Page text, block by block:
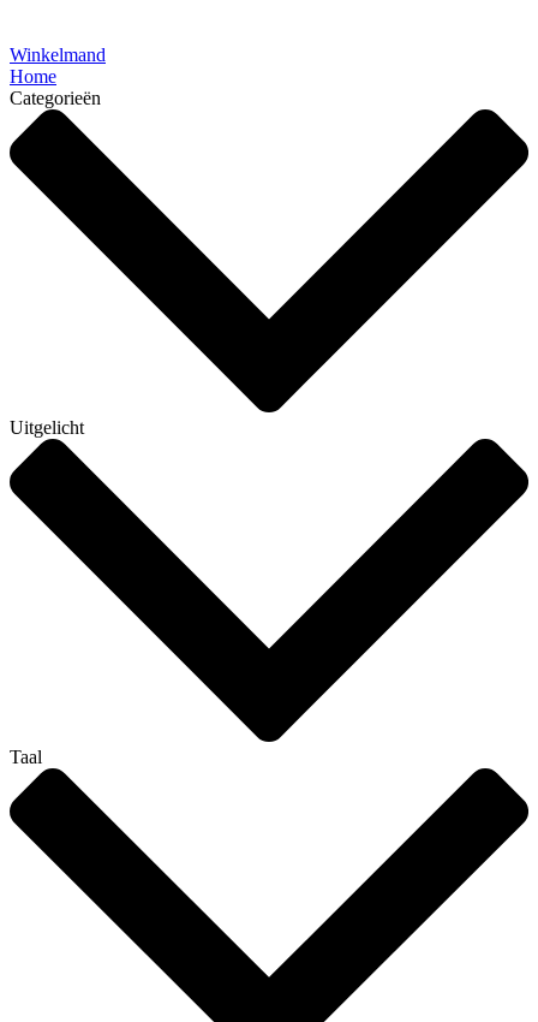
Winkelmand
Home
Categorieën
Uitgelicht
Taal